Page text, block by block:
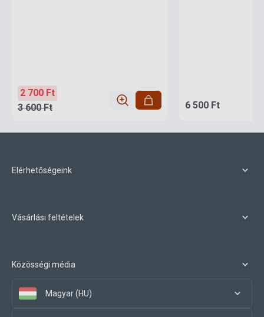
2 700 Ft
3 600 Ft
6 500 Ft
Elérhetőségeink
Vásárlási feltételek
Közösségi média
Magyar (HU)